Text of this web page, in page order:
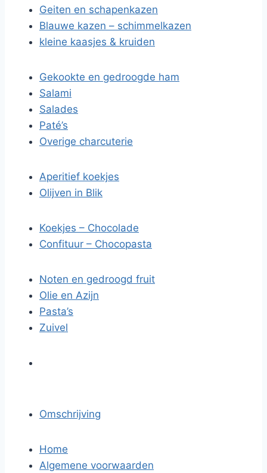
Geiten en schapenkazen
Blauwe kazen – schimmelkazen
kleine kaasjes & kruiden
Gekookte en gedroogde ham
Salami
Salades
Paté’s
Overige charcuterie
Aperitief koekjes
Olijven in Blik
Koekjes – Chocolade
Confituur – Chocopasta
Noten en gedroogd fruit
Olie en Azijn
Pasta’s
Zuivel
Omschrijving
Home
Algemene voorwaarden